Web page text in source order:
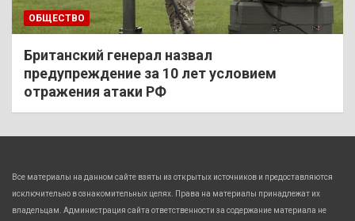
ОБЩЕСТВО
Британский генерал назвал
предупреждение за 10 лет условием
отражения атаки РФ
Все материалы на данном сайте взяты из открытых источников и предоставляются
исключительно в ознакомительных целях. Права на материалы принадлежат их
владельцам. Администрация сайта ответственности за содержание материала не